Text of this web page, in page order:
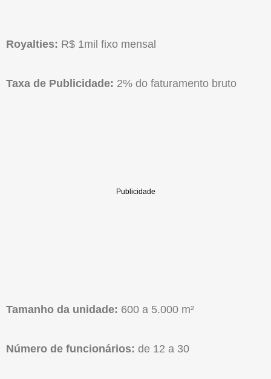
Royalties: R$ 1mil fixo mensal
Taxa de Publicidade: 2% do faturamento bruto
Tamanho da unidade: 600 a 5.000 m²
Número de funcionários: de 12 a 30